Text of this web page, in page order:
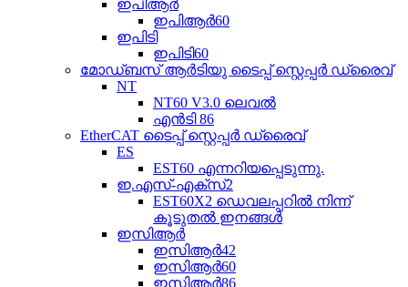
ഇപിആർ
ഇപിആർ60
ഇപിടി
ഇപിടി60
മോഡ്ബസ് ആർടിയു ടൈപ്പ് സ്റ്റെപ്പർ ഡ്രൈവ്
NT
NT60 V3.0 ലെവൽ
എൻ‌ടി 86
EtherCAT ടൈപ്പ് സ്റ്റെപ്പർ ഡ്രൈവ്
ES
EST60 എന്നറിയപ്പെടുന്നു.
ഇ.എസ്-എക്സ്2
EST60X2 ഡെവലപ്പറിൽ നിന്ന്
കൂടുതൽ ഇനങ്ങൾ
ഇസിആർ
ഇസിആർ42
ഇസിആർ60
ഇസിആർ86